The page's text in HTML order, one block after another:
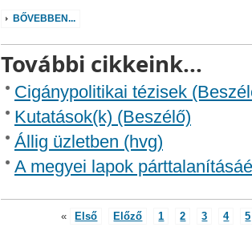
BŐVEBBEN...
További cikkeink...
Cigánypolitikai tézisek
Kutatások(k) (Beszélő)
Állig üzletben (hvg)
A megyei lapok
« Első Előző 1 2 3 4 5